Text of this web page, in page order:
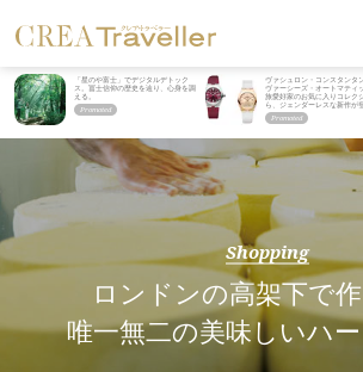
「星のや富士」でデジタルデトック
ス。冨士信仰の歴史を辿り、心身を調
える。
ヴァシュロン・コンスタンタ
ヴァーシーズ・オートマティ
旅愛好家のお気に入りコレク
ら、ジェンダーレスな新作が
Shopping
ロンドンの高架下で
唯一無二の美味しいハ